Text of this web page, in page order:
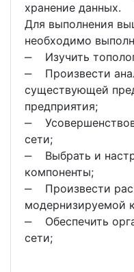
хранение данных.
Для выполнения
необходимо
‒ Изучить
‒ Произвести
существующей
предприятия;
‒
сети;
‒ Выбрать и
компоненты;
‒ Произвести
модернизируемой
‒ Обеспечить
сети;